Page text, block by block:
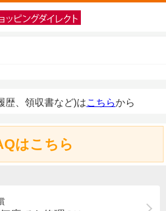
歴、領収書など)はこちらから
はこちら